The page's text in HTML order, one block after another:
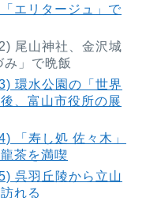
エリタージュ」で
尾山神社、金沢城
」で晩飯
環水公園の「世界
、富山市役所の展
「寿し処 佐々木」
茶を満喫
呉羽丘陵から立山
れる